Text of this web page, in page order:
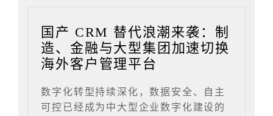
国产 CRM 替代浪潮来袭：制
造、金融与大型集团加速切换
海外客户管理平台
数字化转型持续深化，数据安全、自主
可控已经成为中大型企业数字化建设的